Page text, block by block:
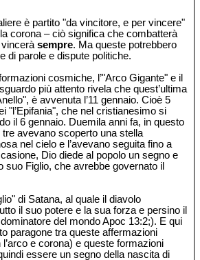
è partito "da vincitore, e per vincere"
corona – ciò significa che combatterà
vinceràsempre. Ma queste potrebbero
di parole e dispute politiche.
cosmiche, l’"Arco Gigante" e il
più attento rivela che quest’ultima
è avvenuta l’11 gennaio. Cioè 5
"l’Epifania", che nel cristianesimo si
il 6 gennaio. Duemila anni fa, in questo
avevano scoperto una stella
nel cielo e l’avevano seguita fino a
Dio diede al popolo un segno e
suo Figlio, che avrebbe governato il
di Satana, al quale il diavolo
il suo potere e la sua forza e persino il
del mondo Apoc 13:2;). E qui
paragone tra queste affermazioni
e corona) e queste formazioni
essere un segno della nascita di